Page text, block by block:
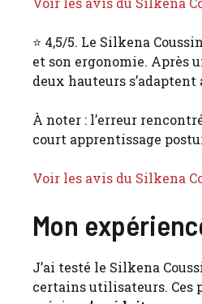
⭐ 4,5/5. Le Silkena
et son ergonomie. Après
deux hauteurs
À noter : l’erreur
court apprentissage
Voir les avis du Silkena
Mon
J’ai testé le Silkena
certains utilisateurs. Ces